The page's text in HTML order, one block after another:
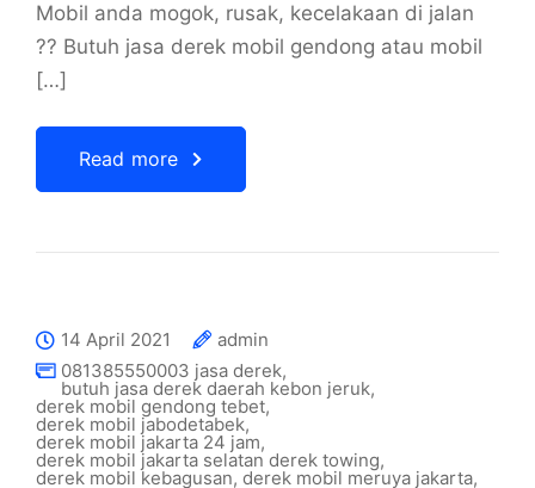
Mobil anda mogok, rusak, kecelakaan di jalan
?? Butuh jasa derek mobil gendong atau mobil
[…]
Read more
14 April 2021
admin
081385550003 jasa derek,
butuh jasa derek daerah kebon jeruk,
derek mobil gendong tebet,
derek mobil jabodetabek,
derek mobil jakarta 24 jam,
derek mobil jakarta selatan derek towing,
derek mobil kebagusan, derek mobil meruya jakarta,